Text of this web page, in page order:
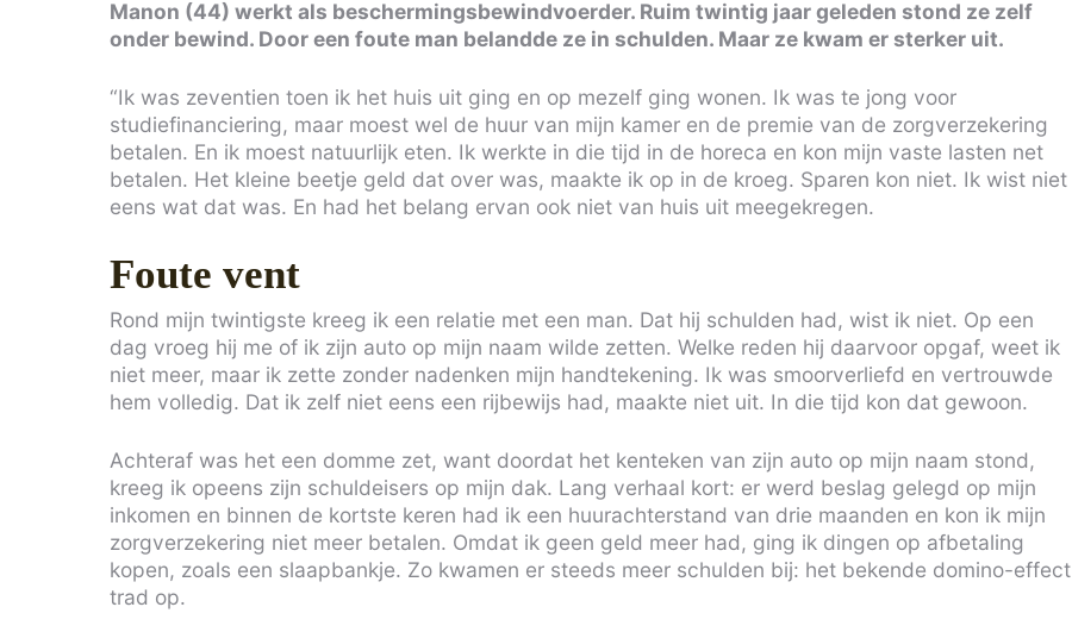
Manon (44) werkt als beschermingsbewindvoerder. Ruim twintig jaar geleden stond ze zelf
onder bewind. Door een foute man belandde ze in schulden. Maar ze kwam er sterker uit.
“Ik was zeventien toen ik het huis uit ging en op mezelf ging wonen. Ik was te jong voor
studiefinanciering, maar moest wel de huur van mijn kamer en de premie van de zorgverzekering
betalen. En ik moest natuurlijk eten. Ik werkte in die tijd in de horeca en kon mijn vaste lasten net
betalen. Het kleine beetje geld dat over was, maakte ik op in de kroeg. Sparen kon niet. Ik wist niet
eens wat dat was. En had het belang ervan ook niet van huis uit meegekregen.
Foute vent
Rond mijn twintigste kreeg ik een relatie met een man. Dat hij schulden had, wist ik niet. Op een
dag vroeg hij me of ik zijn auto op mijn naam wilde zetten. Welke reden hij daarvoor opgaf, weet ik
niet meer, maar ik zette zonder nadenken mijn handtekening. Ik was smoorverliefd en vertrouwde
hem volledig. Dat ik zelf niet eens een rijbewijs had, maakte niet uit. In die tijd kon dat gewoon.
Achteraf was het een domme zet, want doordat het kenteken van zijn auto op mijn naam stond,
kreeg ik opeens zijn schuldeisers op mijn dak. Lang verhaal kort: er werd beslag gelegd op mijn
inkomen en binnen de kortste keren had ik een huurachterstand van drie maanden en kon ik mijn
zorgverzekering niet meer betalen. Omdat ik geen geld meer had, ging ik dingen op afbetaling
kopen, zoals een slaapbankje. Zo kwamen er steeds meer schulden bij: het bekende domino-effect
trad op.